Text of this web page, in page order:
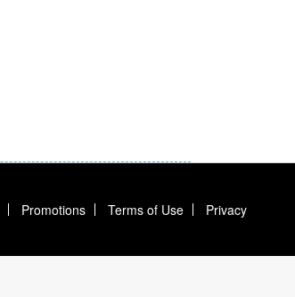
Promotions Terms of Use Privacy